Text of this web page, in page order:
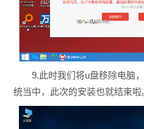
9.此时我们将u盘移除电脑，
统当中，此次的安装也就结束啦